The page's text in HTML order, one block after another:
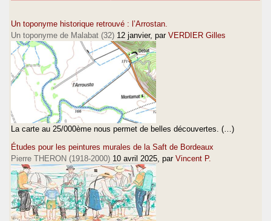
Un toponyme historique retrouvé : l’Arrostan.
Un toponyme de Malabat (32) 12 janvier, par VERDIER Gilles
La carte au 25/000ème nous permet de belles découvertes. (…)
Études pour les peintures murales de la Saft de Bordeaux
Pierre THERON (1918-2000) 10 avril 2025 , par Vincent P.